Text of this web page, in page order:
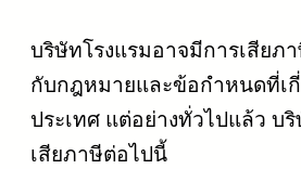
บริษัทโรงแรมอาจมีการเสียภ
กับกฎหมายและข้อกำหนดที่เ
ประเทศ แต่อย่างทั่วไปแล้ว บ
เสียภาษีต่อไปนี้